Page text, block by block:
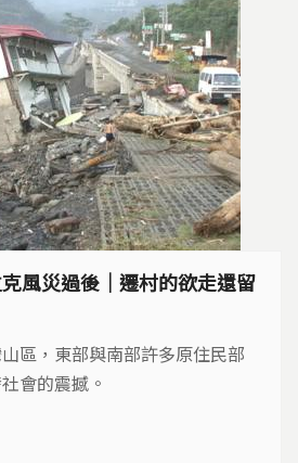
克風災過後｜遷村的欲走還留
區，東部與南部許多原住民部
會的震撼。